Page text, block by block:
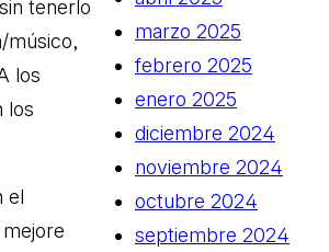
tenerlo
músico,
los
los
el
marzo 2025
febrero 2025
enero 2025
diciembre 2024
noviembre 2024
octubre 2024
septiembre 2024